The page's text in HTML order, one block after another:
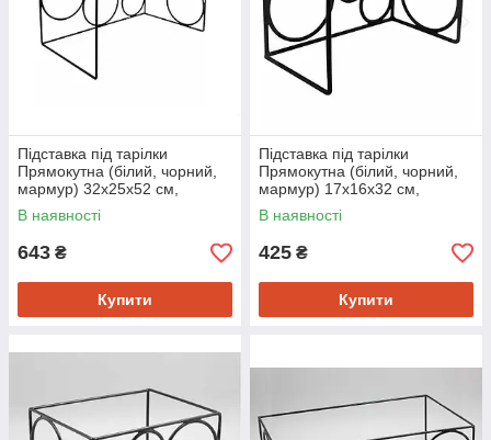
Підставка під тарілки
Прямокутна (білий, чорний,
мармур) 32х25х52 см,
металева, для сервірування і
декору
В наявності
643 ₴
Купити
Підставка під тарілки
Прямокутна (білий, чорний,
мармур) 17х16х32 см,
металева, для сервірування і
декору
В наявності
425 ₴
Купити